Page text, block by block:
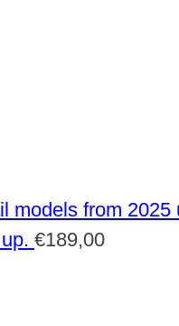
€189,00